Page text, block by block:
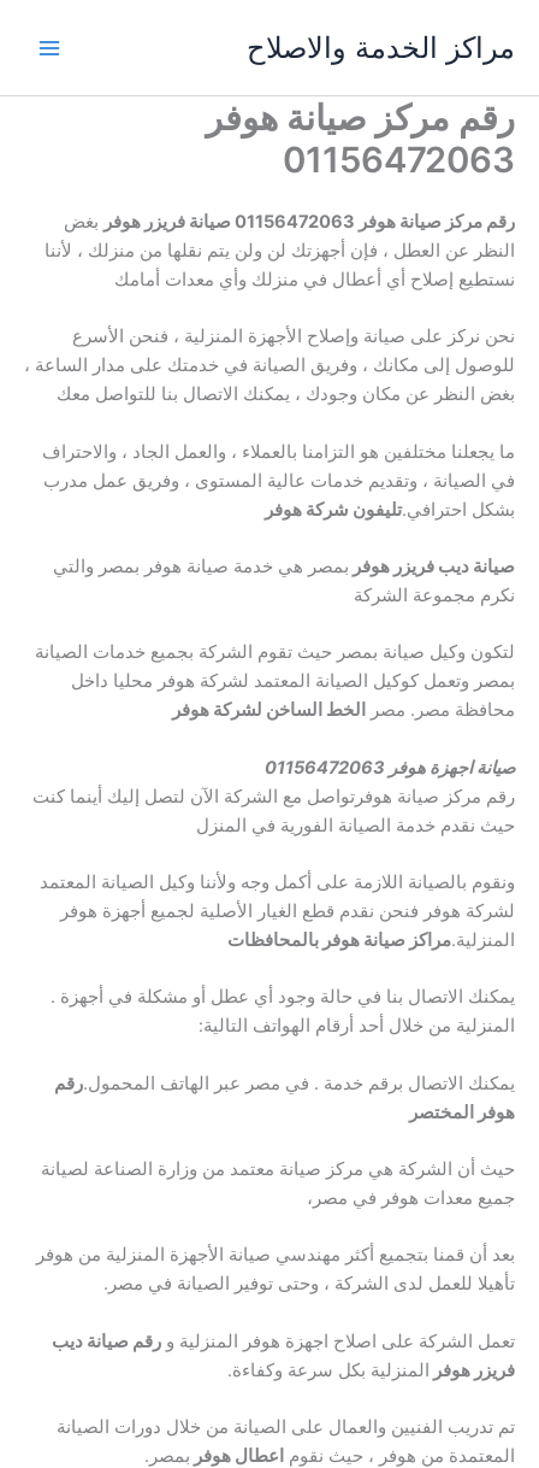
المحتوى
مراكز الخدمة والاصلاح
رقم مركز صيانة هوفر
01156472063
رقم مركز صيانة هوفر 01156472063 صيانة فريزر هوفر
بغض
النظر عن العطل ، فإن أجهزتك لن ولن يتم نقلها من منزلك ، لأننا
نستطيع إصلاح أي أعطال في منزلك وأي معدات أمامك
نحن نركز على صيانة وإصلاح الأجهزة المنزلية ، فنحن الأسرع
للوصول إلى مكانك ، وفريق الصيانة في خدمتك على مدار الساعة ،
بغض النظر عن مكان وجودك ، يمكنك الاتصال بنا للتواصل معك
ما يجعلنا مختلفين هو التزامنا بالعملاء ، والعمل الجاد ، والاحتراف
في الصيانة ، وتقديم خدمات عالية المستوى ، وفريق عمل مدرب
بشكل احترافي.تليفون شركة هوفر
صيانة ديب فريزر هوفر بمصر هي خدمة صيانة هوفر بمصر والتي
نكرم مجموعة الشركة
لتكون وكيل صيانة بمصر حيث تقوم الشركة بجميع خدمات الصيانة
بمصر وتعمل كوكيل الصيانة المعتمد لشركة هوفر محليا داخل
محافظة مصر. مصر
الخط الساخن لشركة هوفر
صيانة اجهزة هوفر 01156472063
رقم مركز صيانة هوفر تواصل مع الشركة الآن لتصل إليك أينما كنت
حيث نقدم خدمة الصيانة الفورية في المنزل
ونقوم بالصيانة اللازمة على أكمل وجه ولأننا وكيل الصيانة المعتمد
لشركة هوفر فنحن نقدم قطع الغيار الأصلية لجميع أجهزة هوفر
المنزلية.مراكز صيانة هوفر بالمحافظات
يمكنك الاتصال بنا في حالة وجود أي عطل أو مشكلة في أجهزة .
المنزلية من خلال أحد أرقام الهواتف التالية:
يمكنك الاتصال برقم خدمة . في مصر عبر الهاتف المحمول.رقم
هوفر المختصر
حيث أن الشركة هي مركز صيانة معتمد من وزارة الصناعة لصيانة
جميع معدات هوفر في مصر،
بعد أن قمنا بتجميع أكثر مهندسي صيانة الأجهزة المنزلية من هوفر
تأهيلا للعمل لدى الشركة ، وحتى توفير الصيانة في مصر.
تعمل الشركة على اصلاح اجهزة هوفر المنزلية و رقم صيانة ديب
فريزر هوفر المنزلية بكل سرعة وكفاءة.
تم تدريب الفنيين والعمال على الصيانة من خلال دورات الصيانة
المعتمدة من هوفر ، حيث نقوم اعطال هوفر بمصر.